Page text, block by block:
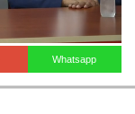
Whatsapp
Haberin Doğru Adresi.